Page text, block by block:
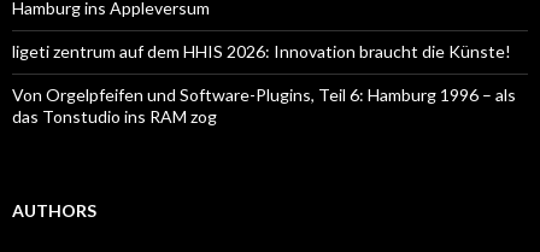
Hamburg ins Appleversum
ligeti zentrum auf dem HHIS 2026: Innovation braucht die Künste!
Von Orgelpfeifen und Software-Plugins, Teil 6: Hamburg 1996 – als
das Tonstudio ins RAM zog
AUTHORS